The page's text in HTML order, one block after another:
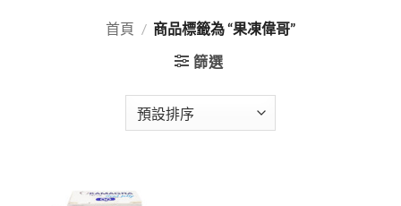
首頁 / 商品標籤為 “果凍偉哥”
篩選